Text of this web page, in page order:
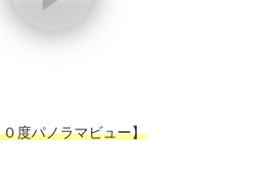
度パノラマビュー】